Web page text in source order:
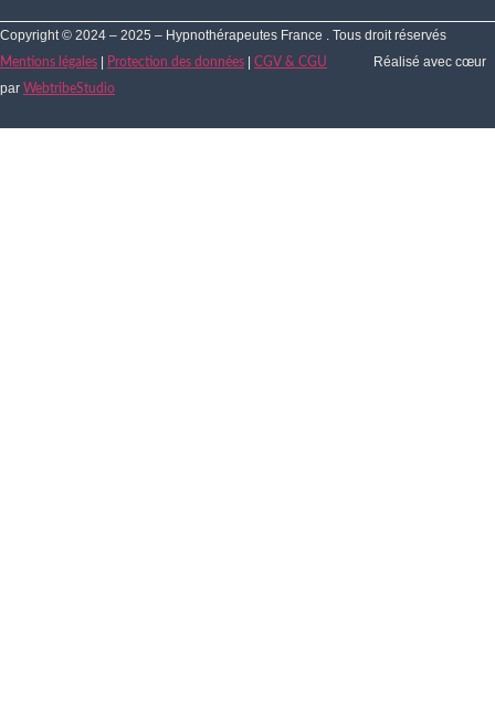
Copyright © 2024 – 2025 – Hypnothérapeutes France . Tous droit réservés
Mentions légales Protection des données CGV & CGU
Réalisé avec cœur
par WebtribeStudio